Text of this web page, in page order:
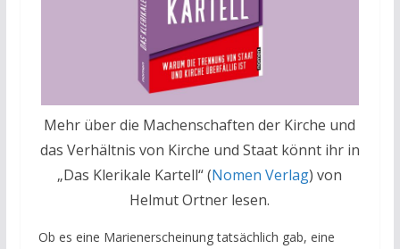
Mehr über die Machenschaften der Kirche und
das Verhältnis von Kirche und Staat könnt ihr in
„Das Klerikale Kartell“ (Nomen Verlag) von
Helmut Ortner lesen.
Ob es eine Marienerscheinung tatsächlich gab, eine